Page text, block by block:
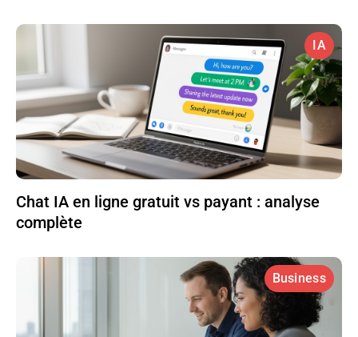
IA
Chat IA en ligne gratuit vs payant : analyse
complète
Business